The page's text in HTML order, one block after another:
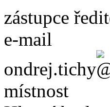
zástupce
e-mail
ondrej.tichy
místnost